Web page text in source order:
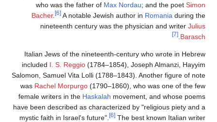
who was the father of Max Nordau; and the poet Simon
Bacher. [6] A notable Jewish author in Romania during the
nineteenth century was the physician and writer Julius
Barasch
[7]
Italian Jews of the nineteenth-century who wrote in Hebrew
included I. S. Reggio (1784–1854), Joseph Almanzi, Hayyim
Salomon, Samuel Vita Lolli (1788–1843). Another figure of note
was Rachel Morpurgo (1790–1860), who was one of the few
female writers in the Haskalah movement, and whose poems
have been described as characterized by "religious piety and a
mystic faith in Israel's future".
[6] The best known Italian writer